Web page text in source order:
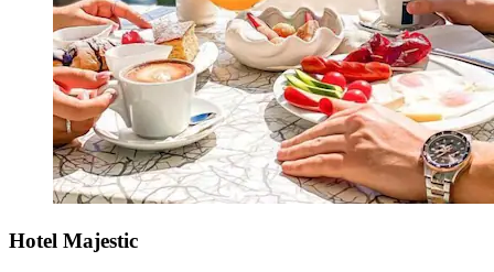
Hotel Majestic